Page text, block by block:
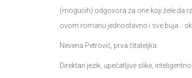
(mogućih) odgovora za one koji žele da
ovom romanu jednostavno i sve buja…
Nevena Petrović, prva čitateljka
Direktan jezik, upečatljive slike,